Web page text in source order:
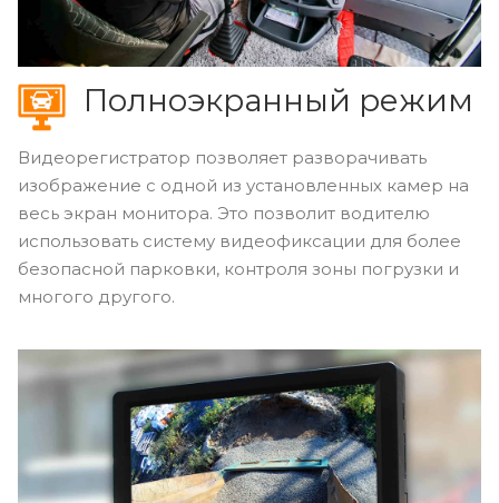
Полноэкранный режим
Видеорегистратор позволяет разворачивать
изображение с одной из установленных камер на
весь экран монитора. Это позволит водителю
использовать систему видеофиксации для более
безопасной парковки, контроля зоны погрузки и
многого другого.